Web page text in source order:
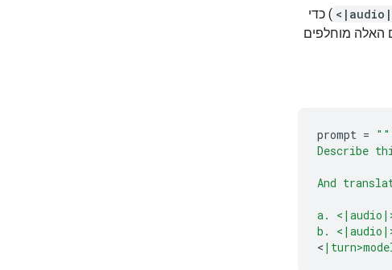
) כדי
האלה מוחלפים
prompt =
Describe
And
a.
b.
<